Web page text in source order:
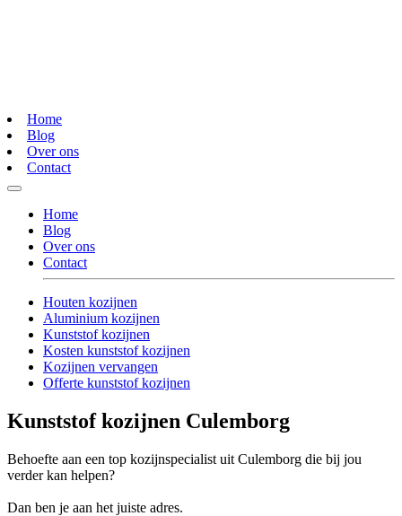
Home
Blog
Over ons
Contact
Home
Blog
Over ons
Contact
Houten kozijnen
Aluminium kozijnen
Kunststof kozijnen
Kosten kunststof kozijnen
Kozijnen vervangen
Offerte kunststof kozijnen
Kunststof kozijnen Culemborg
Behoefte aan een top kozijnspecialist uit Culemborg die bij jou
verder kan helpen?
Dan ben je aan het juiste adres.